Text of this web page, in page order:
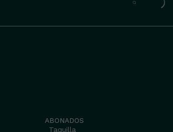
ABONADOS
Taquilla